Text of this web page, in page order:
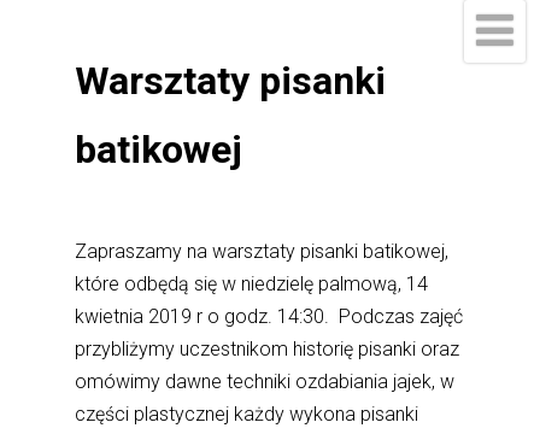
Warsztaty pisanki
batikowej
Zapraszamy na warsztaty pisanki batikowej,
które odbędą się w niedzielę palmową, 14
kwietnia 2019 r o godz. 14:30. Podczas zajęć
przybliżymy uczestnikom historię pisanki oraz
omówimy dawne techniki ozdabiania jajek, w
części plastycznej każdy wykona pisanki